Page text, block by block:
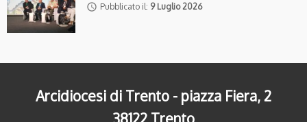
access_time Pubblicato il: 9 Luglio 2026
Arcidiocesi di Trento - piazza Fiera, 2